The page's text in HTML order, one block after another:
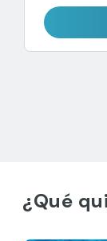
¿Qué